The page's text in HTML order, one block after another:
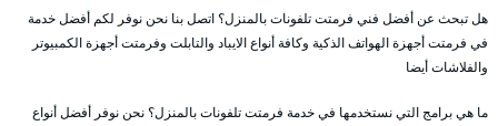
هل تبحث عن أفضل فني فرمتت تلفونات بالمنزل؟ اتصل بنا نحن نوفر لكم أفضل خدمة
في فرمتت أجهزة الهواتف الذكية وكافة أنواع الايباد والتابلت وفرمتت أجهزة الكمبيوتر
والفلاشات أيضا
ما هي برامج التي نستخدمها في خدمة فرمتت تلفونات بالمنزل؟ نحن نوفر أفضل أنواع